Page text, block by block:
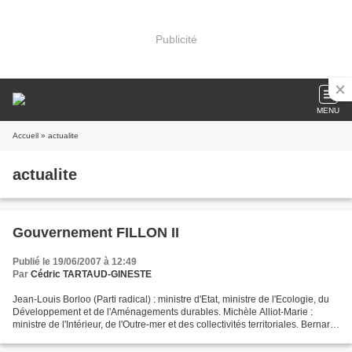
Publicité
MENU
Accueil » actualite
actualite
Gouvernement FILLON II
Publié le 19/06/2007 à 12:49
Par Cédric TARTAUD-GINESTE
Jean-Louis Borloo (Parti radical) : ministre d'Etat, ministre de l'Ecologie, du
Développement et de l'Aménagements durables. Michèle Alliot-Marie :
ministre de l'Intérieur, de l'Outre-mer et des collectivités territoriales. Bernard